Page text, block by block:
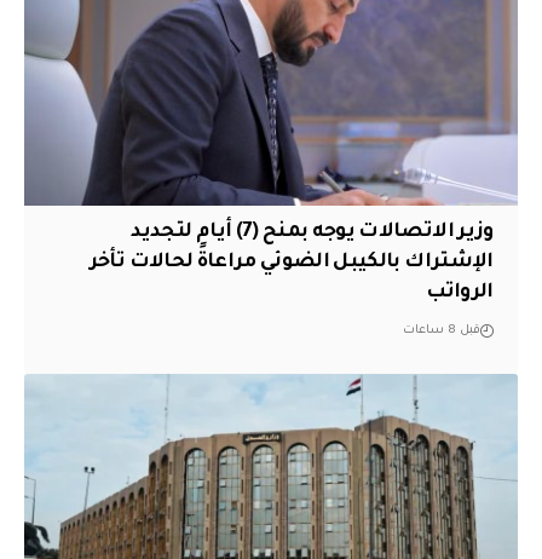
وزير الاتصالات يوجه بمنح (7) أيام لتجديد
الإشتراك بالكيبل الضوئي مراعاةً لحالات تأخر
الرواتب
قبل 8 ساعات